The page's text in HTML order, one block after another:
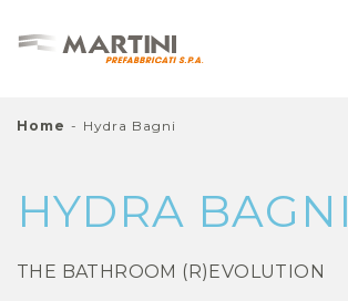
Home - Hydra Bagni
HYDRA BAGNI
THE BATHROOM (R)EVOLUTION